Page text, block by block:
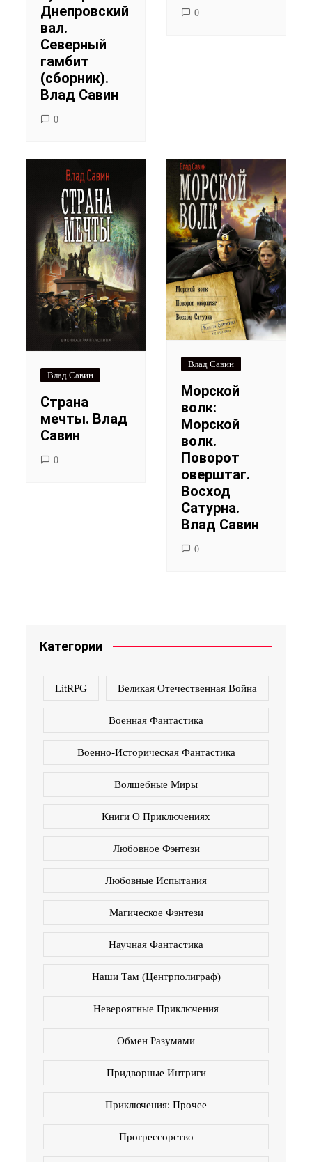
Днепровский
вал.
Северный
гамбит
(сборник).
Влад Савин
0
0
Влад Савин
Страна
мечты. Влад
Савин
0
Влад Савин
Морской
волк:
Морской
волк.
Поворот
оверштаг.
Восход
Сатурна.
Влад Савин
0
Категории
LitRPG Великая Отечественная Война
Военная Фантастика
Военно-Историческая Фантастика
Волшебные Миры
Книги О Приключениях
Любовное Фэнтези
Любовные Испытания
Магическое Фэнтези
Научная Фантастика
Наши Там (Центрполиграф)
Невероятные Приключения
Обмен Разумами
Придворные Интриги
Приключения: Прочее
Прогрессорство